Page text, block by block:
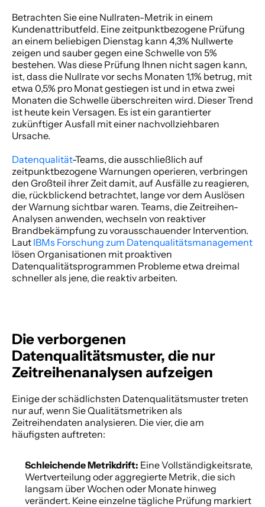
Betrachten Sie eine Nullraten-Metrik in einem
Kundenattributfeld. Eine zeitpunktbezogene Prüfung
an einem beliebigen Dienstag kann 4,3% Nullwerte
zeigen und sauber gegen eine Schwelle von 5%
bestehen. Was diese Prüfung Ihnen nicht sagen kann,
ist, dass die Nullrate vor sechs Monaten 1,1% betrug, mit
etwa 0,5% pro Monat gestiegen ist und in etwa zwei
Monaten die Schwelle überschreiten wird. Dieser Trend
ist heute kein Versagen. Es ist ein garantierter
zukünftiger Ausfall mit einer nachvollziehbaren
Ursache.
Datenqualität-Teams, die ausschließlich auf
zeitpunktbezogene Warnungen operieren, verbringen
den Großteil ihrer Zeit damit, auf Ausfälle zu reagieren,
die, rückblickend betrachtet, lange vor dem Auslösen
der Warnung sichtbar waren. Teams, die Zeitreihen-
Analysen anwenden, wechseln von reaktiver
Brandbekämpfung zu vorausschauender Intervention.
Laut IBMs Forschung zum Datenqualitätsmanagement
lösen Organisationen mit proaktiven
Datenqualitätsprogrammen Probleme etwa dreimal
schneller als jene, die reaktiv arbeiten.
Die verborgenen
Datenqualitätsmuster, die nur
Zeitreihenanalysen aufzeigen
Einige der schädlichsten Datenqualitätsmuster treten
nur auf, wenn Sie Qualitätsmetriken als
Zeitreihendaten analysieren. Die vier, die am
häufigsten auftreten:
Schleichende Metrikdrift: Eine Vollständigkeitsrate,
Wertverteilung oder aggregierte Metrik, die sich
langsam über Wochen oder Monate hinweg
verändert. Keine einzelne tägliche Prüfung markiert